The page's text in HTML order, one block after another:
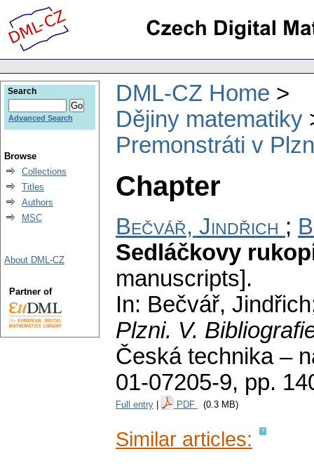
DML-CZ Home
Dějiny matematiky
Premonstráti v
Chapter
Bečvář, Jindřich ;
Sedláčkovy
manuscripts].
In: Bečvář,
Plzni. V.
Česká technika –
01-07205-9, pp.
Full entry PDF (0.3 MB)
Similar articles:
Search
Advanced Search
Browse
Collections
Titles
Authors
MSC
About DML-CZ
Partner of